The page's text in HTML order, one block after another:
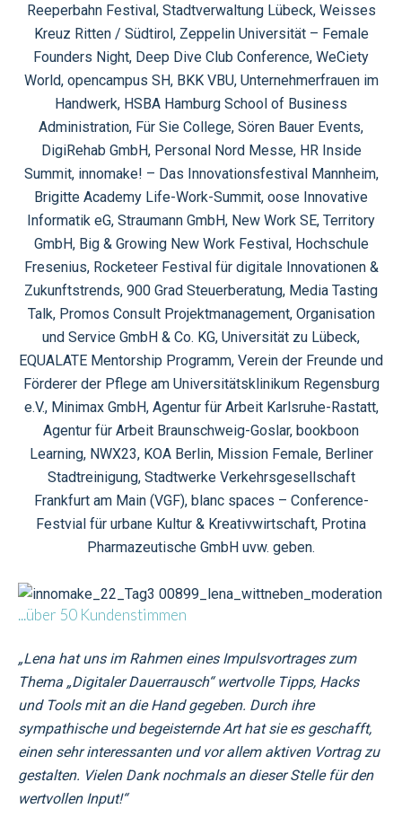
Reeperbahn Festival, Stadtverwaltung Lübeck, Weisses
Kreuz Ritten / Südtirol, Zeppelin Universität – Female
Founders Night, Deep Dive Club Conference, WeCiety
World, opencampus SH, BKK VBU, Unternehmerfrauen im
Handwerk, HSBA Hamburg School of Business
Administration, Für Sie College, Sören Bauer Events,
DigiRehab GmbH, Personal Nord Messe, HR Inside
Summit, innomake! – Das Innovationsfestival Mannheim,
Brigitte Academy Life-Work-Summit, oose Innovative
Informatik eG, Straumann GmbH, New Work SE, Territory
GmbH, Big & Growing New Work Festival, Hochschule
Fresenius, Rocketeer Festival für digitale Innovationen &
Zukunftstrends, 900 Grad Steuerberatung, Media Tasting
Talk, Promos Consult Projektmanagement, Organisation
und Service GmbH & Co. KG, Universität zu Lübeck,
EQUALATE Mentorship Programm, Verein der Freunde und
Förderer der Pflege am Universitätsklinikum Regensburg
e.V., Minimax GmbH, Agentur für Arbeit Karlsruhe-Rastatt,
Agentur für Arbeit Braunschweig-Goslar, bookboon
Learning, NWX23, KOA Berlin, Mission Female, Berliner
Stadtreinigung, Stadtwerke Verkehrsgesellschaft
Frankfurt am Main (VGF), blanc spaces – Conference-
Festvial für urbane Kultur & Kreativwirtschaft, Protina
Pharmazeutische GmbH uvw. geben.
...über 50 Kundenstimmen
„Lena hat uns im Rahmen eines Impulsvortrages zum
Thema „Digitaler Dauerrausch“ wertvolle Tipps, Hacks
und Tools mit an die Hand gegeben. Durch ihre
sympathische und begeisternde Art hat sie es geschafft,
einen sehr interessanten und vor allem aktiven Vortrag zu
gestalten. Vielen Dank nochmals an dieser Stelle für den
wertvollen Input!“